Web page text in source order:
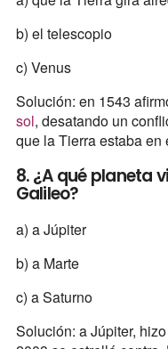
b) el telescopio
c) Venus
Solución: en 1543
sol, desatando un
que la Tierra estaba
8. ¿A qué planeta
Galileo?
a) a Júpiter
b) a Marte
c) a Saturno
Solución: a Júpiter,